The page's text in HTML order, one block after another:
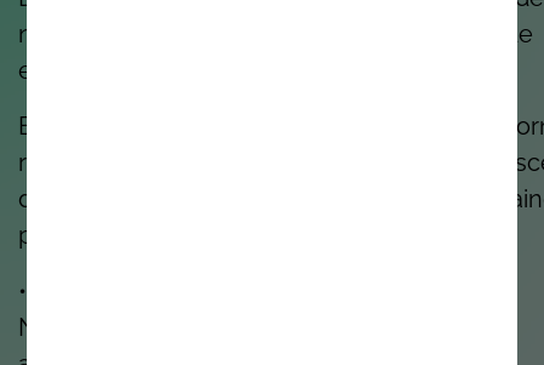
nos preocupamos com as comunidades onde
estamos presentes.
E sim, incentivamos-te a sonhar até que se
realidade. Porque as melhores inovações
de quem tem a coragem de imaginar o que
pode ser.
• • •
Não somos perfeitos. Estamos sempre a